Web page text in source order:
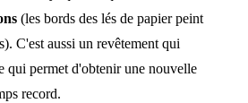
(les bords des lés de papier peint
C'est aussi un revêtement qui
qui permet d'obtenir une nouvelle
record.